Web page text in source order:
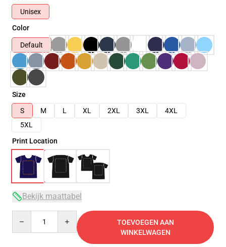
Unisex
Color
Default
Size
S
M L XL 2XL 3XL
4XL
5XL
Print Location
Bekijk maattabel
TOEVOEGEN AAN
WINKELWAGEN